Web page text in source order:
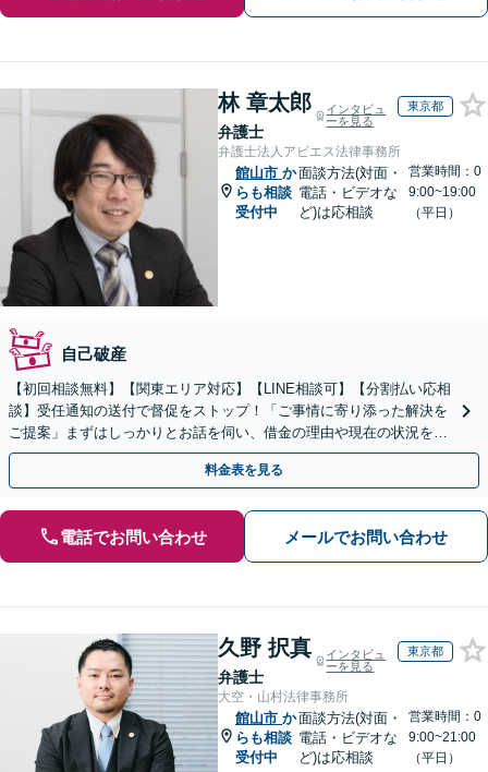
林 章太郎
弁護士
インタビュ
ーを見る
東京都
弁護士法人アビエス法律事務所
館山市 か
らも相談
受付中
面談方法(対面・
電話・ビデオな
ど)は応相談
営業時間：0
9:00~19:00
（平日）
自己破産
【初回相談無料】【関東エリア対応】【LINE相談可】【分割払い応相
談】受任通知の送付で督促をストップ！「ご事情に寄り添った解決を
ご提案」まずはしっかりとお話を伺い、借金の理由や現在の状況を丁
寧にお聞きするので、ぜひお気軽にご相談ください。
料金表を見る
電話でお問い合わせ メールでお問い合わせ
久野 択真
弁護士
インタビュ
ーを見る
東京都
大空・山村法律事務所
館山市 か
らも相談
受付中
面談方法(対面・
電話・ビデオな
ど)は応相談
営業時間：0
9:00~21:00
（平日）